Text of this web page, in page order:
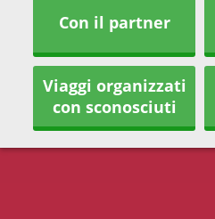
Con il partner
Viaggi organizzati
con sconosciuti